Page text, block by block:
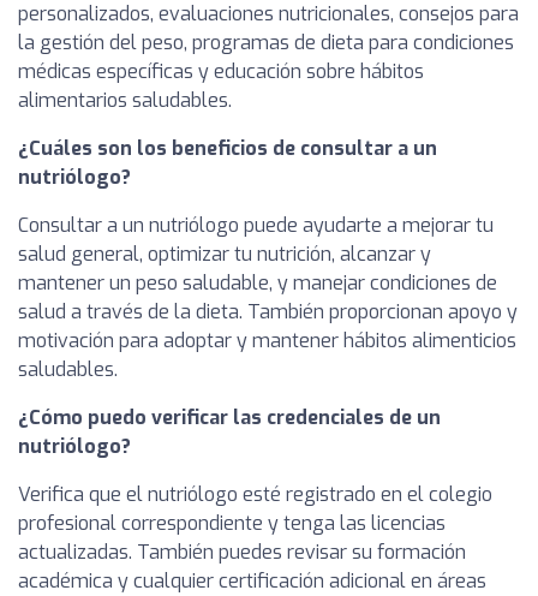
personalizados, evaluaciones nutricionales, consejos para
la gestión del peso, programas de dieta para condiciones
médicas específicas y educación sobre hábitos
alimentarios saludables.
¿Cuáles son los beneficios de consultar a un
nutriólogo?
Consultar a un nutriólogo puede ayudarte a mejorar tu
salud general, optimizar tu nutrición, alcanzar y
mantener un peso saludable, y manejar condiciones de
salud a través de la dieta. También proporcionan apoyo y
motivación para adoptar y mantener hábitos alimenticios
saludables.
¿Cómo puedo verificar las credenciales de un
nutriólogo?
Verifica que el nutriólogo esté registrado en el colegio
profesional correspondiente y tenga las licencias
actualizadas. También puedes revisar su formación
académica y cualquier certificación adicional en áreas